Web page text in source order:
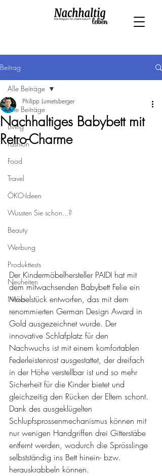
Beitrag
Alle Beiträge
Living
Fashion
Food
Travel
ÖKO-Ideen
Wussten Sie schon...?
Beauty
Werbung
Produkttests
Neuheiten
News
Alle Beiträge
Nachhaltiges Babybett mit
Retro-Charme
Philipp Lumetsberger
Der Kindermöbelhersteller PAIDI hat mit
dem mitwachsenden Babybett Felie ein
Möbelstück entworfen, das mit dem
renommierten German Design Award in
Gold ausgezeichnet wurde. Der
innovative Schlafplatz für den
Nachwuchs ist mit einem komfortablen
Federleistenrost ausgestattet, der dreifach
in der Höhe verstellbar ist und so mehr
Sicherheit für die Kinder bietet und
gleichzeitig den Rücken der Eltern schont.
Dank des ausgeklügelten
Schlupfsprossenmechanismus können mit
nur wenigen Handgriffen drei Gitterstäbe
entfernt werden, wodurch die Sprösslinge
selbstständig ins Bett hinein- bzw.
herauskrabbeln können.